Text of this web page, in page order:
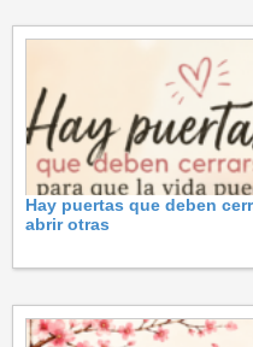
Hay puertas que deben
abrir otras